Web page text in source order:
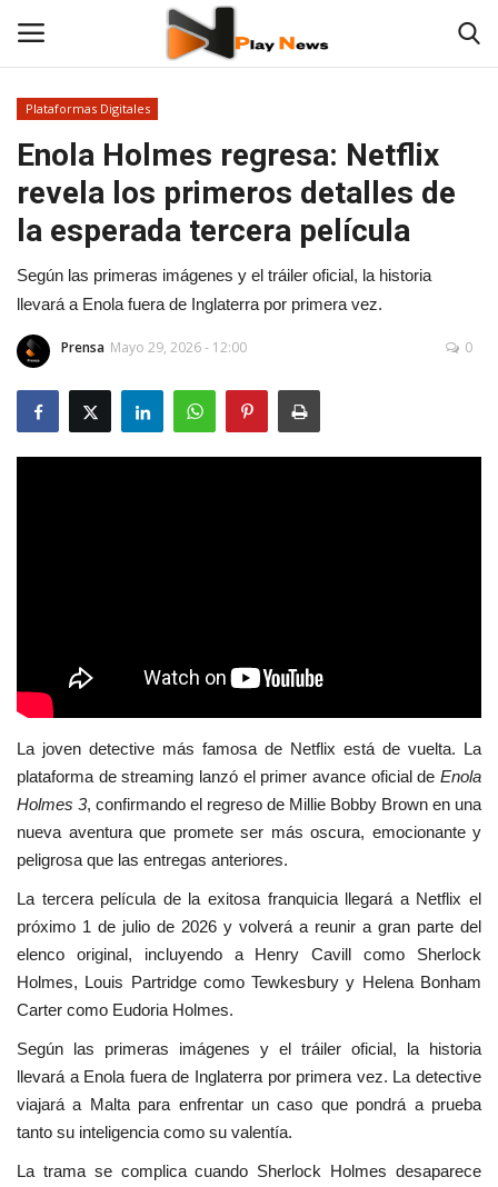
Contáctenos
TV en Vivo
En Vivo
Fotos
Cine y TV
Tecnología
Podcast y Audios
Plataformas Digitales
Enola Holmes regresa: Netflix
revela los primeros detalles de
la esperada tercera película
Según las primeras imágenes y el tráiler oficial, la historia
llevará a Enola fuera de Inglaterra por primera vez.
Prensa Mayo 29, 2026 - 12:00 0
La joven detective más famosa de Netflix está de vuelta. La
plataforma de streaming lanzó el primer avance oficial de Enola
Holmes 3, confirmando el regreso de Millie Bobby Brown en una
nueva aventura que promete ser más oscura, emocionante y
peligrosa que las entregas anteriores.
La tercera película de la exitosa franquicia llegará a Netflix el
próximo 1 de julio de 2026 y volverá a reunir a gran parte del
elenco original, incluyendo a Henry Cavill como Sherlock
Holmes, Louis Partridge como Tewkesbury y Helena Bonham
Carter como Eudoria Holmes.
Según las primeras imágenes y el tráiler oficial, la historia
llevará a Enola fuera de Inglaterra por primera vez. La detective
viajará a Malta para enfrentar un caso que pondrá a prueba
tanto su inteligencia como su valentía.
La trama se complica cuando Sherlock Holmes desaparece